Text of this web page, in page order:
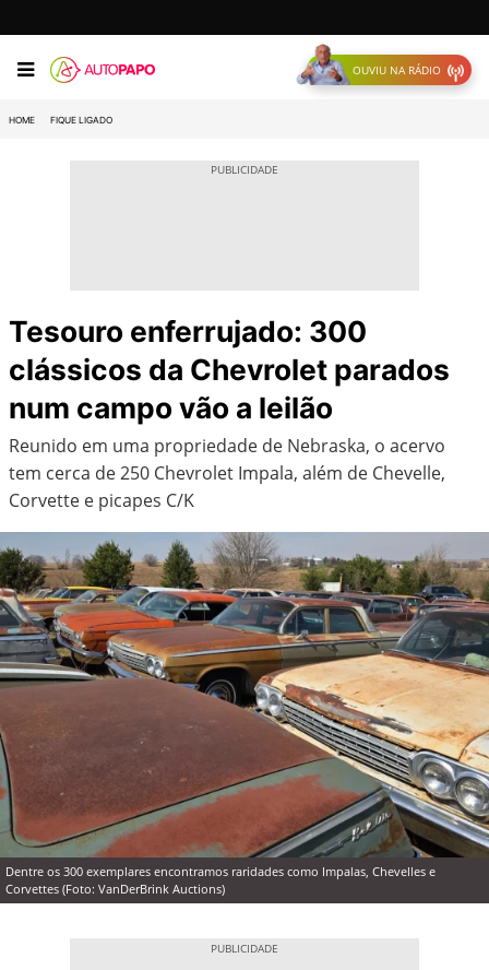
OUVIU NA RÁDIO
HOME FIQUE LIGADO
Tesouro enferrujado: 300
clássicos da Chevrolet parados
num campo vão a leilão
Reunido em uma propriedade de Nebraska, o acervo
tem cerca de 250 Chevrolet Impala, além de Chevelle,
Corvette e picapes C/K
Dentre os 300 exemplares encontramos raridades como Impalas, Chevelles e
Corvettes (Foto: VanDerBrink Auctions)